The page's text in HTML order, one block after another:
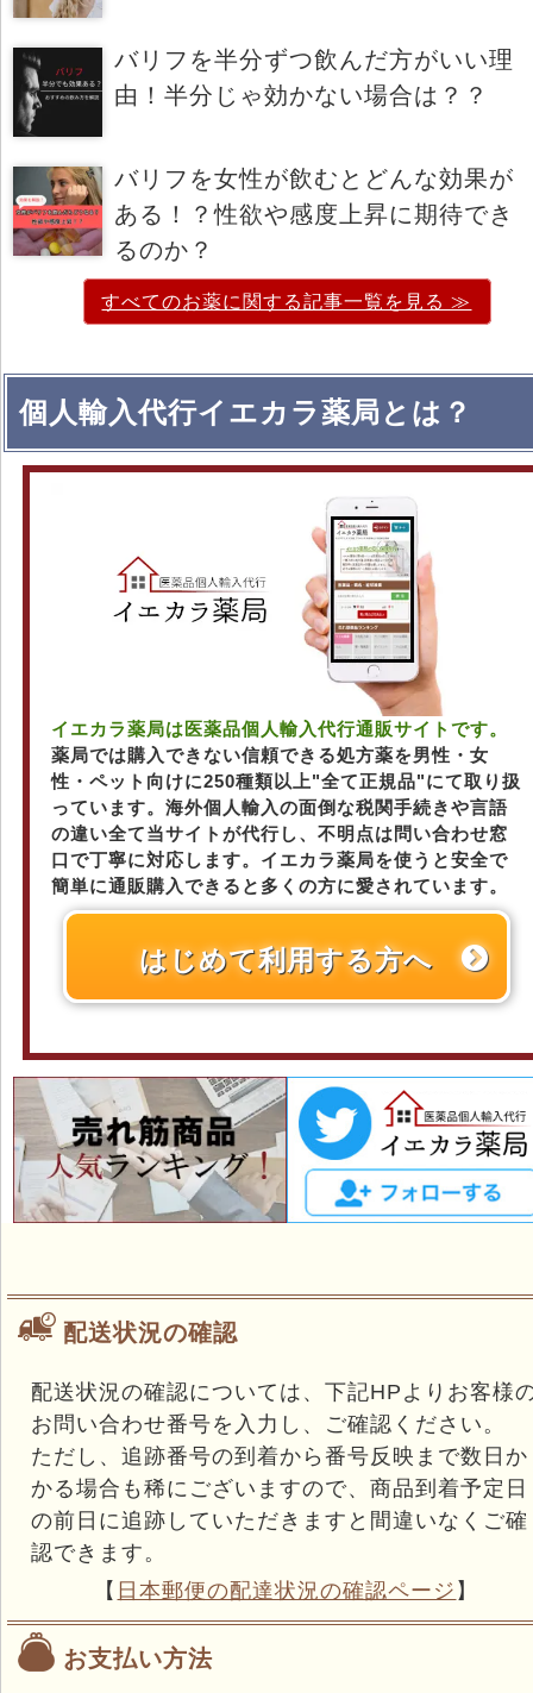
バリフを半分ずつ飲んだ方がいい理
由！半分じゃ効かない場合は？？
バリフを女性が飲むとどんな効果が
ある！？性欲や感度上昇に期待でき
るのか？
すべてのお薬に関する記事一覧を見る ≫
個人輸入代行イエカラ薬局とは？
イエカラ薬局は医薬品個人輸入代行通販サイトです。
薬局では購入できない信頼できる処方薬を男性・女
性・ペット向けに250種類以上"全て正規品"にて取り扱
っています。海外個人輸入の面倒な税関手続きや言語
の違い全て当サイトが代行し、不明点は問い合わせ窓
口で丁寧に対応します。イエカラ薬局を使うと安全で
簡単に通販購入できると多くの方に愛されています。
はじめて利用する方へ
配送状況の確認
配送状況の確認については、下記HPよりお客様
お問い合わせ番号を入力し、ご確認ください。
ただし、追跡番号の到着から番号反映まで数日か
かる場合も稀にございますので、商品到着予定日
の前日に追跡していただきますと間違いなくご確
認できます。
【 日本郵便の配達状況の確認ページ 】
お支払い方法